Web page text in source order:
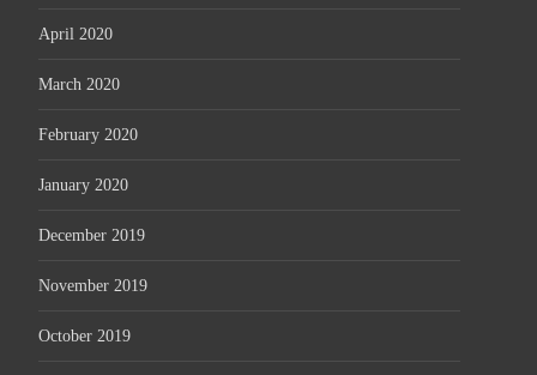
April 2020
March 2020
February 2020
January 2020
December 2019
November 2019
October 2019